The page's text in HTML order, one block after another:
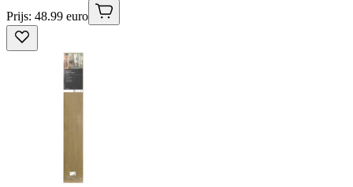
Prijs: 48.99 euro